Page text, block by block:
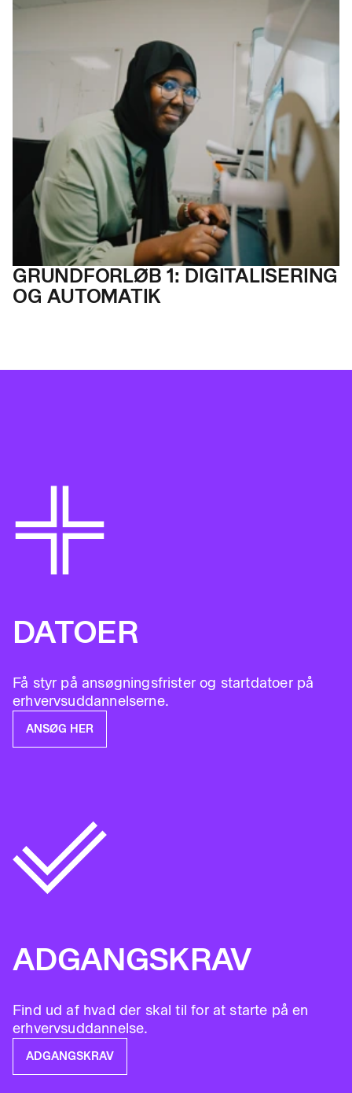
GRUNDFORLØB 1: DIGITALISERING
OG AUTOMATIK
DATOER
Få styr på ansøgningsfrister og startdatoer på
erhvervsuddannelserne.
ANSØG HER
ADGANGSKRAV
Find ud af hvad der skal til for at starte på en
erhvervsuddannelse.
ADGANGSKRAV